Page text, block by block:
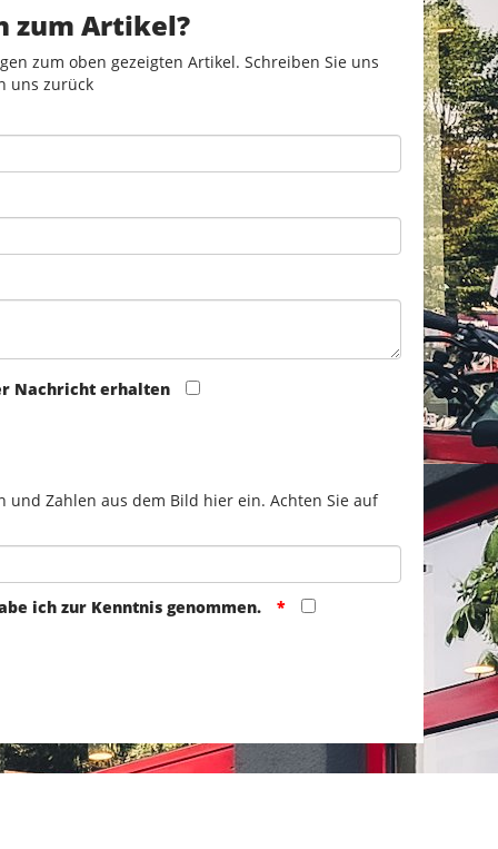
zum Artikel?
zum oben gezeigten Artikel. Schreiben Sie uns
uns zurück
Nachricht erhalten
und Zahlen aus dem Bild hier ein. Achten Sie auf
ich zur Kenntnis genommen.